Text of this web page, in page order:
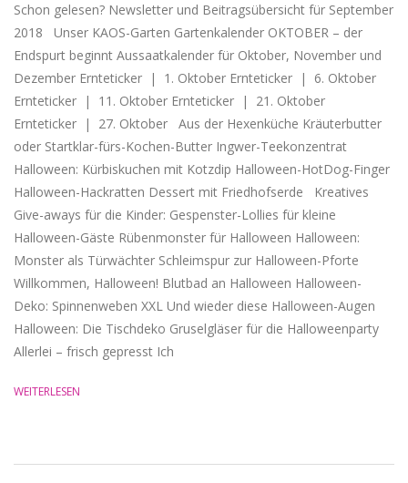
Schon gelesen? Newsletter und Beitragsübersicht für September
2018 Unser KAOS-Garten Gartenkalender OKTOBER – der
Endspurt beginnt Aussaatkalender für Oktober, November und
Dezember Ernteticker | 1. Oktober Ernteticker | 6. Oktober
Ernteticker | 11. Oktober Ernteticker | 21. Oktober
Ernteticker | 27. Oktober Aus der Hexenküche Kräuterbutter
oder Startklar-fürs-Kochen-Butter Ingwer-Teekonzentrat
Halloween: Kürbiskuchen mit Kotzdip Halloween-HotDog-Finger
Halloween-Hackratten Dessert mit Friedhofserde Kreatives
Give-aways für die Kinder: Gespenster-Lollies für kleine
Halloween-Gäste Rübenmonster für Halloween Halloween:
Monster als Türwächter Schleimspur zur Halloween-Pforte
Willkommen, Halloween! Blutbad an Halloween Halloween-
Deko: Spinnenweben XXL Und wieder diese Halloween-Augen
Halloween: Die Tischdeko Gruselgläser für die Halloweenparty
Allerlei – frisch gepresst Ich
WEITERLESEN